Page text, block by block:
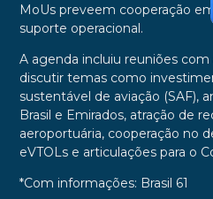
MoUs preveem cooperação
suporte operacional.
A agenda incluiu reuniões com
discutir temas como
sustentável de aviação (SAF),
Brasil e Emirados, atração de
aeroportuária, cooperação no
eVTOLs e articulações para o
*Com informações: Brasil 61